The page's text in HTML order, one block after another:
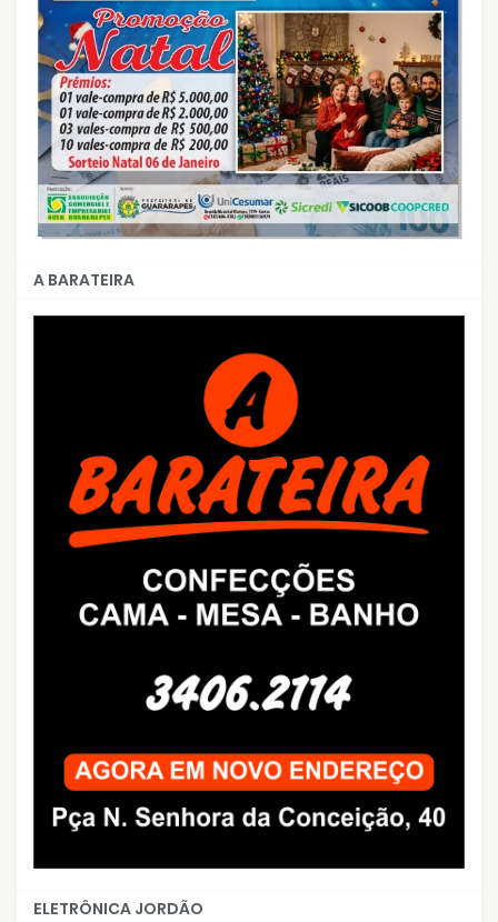
A BARATEIRA
ELETRÔNICA JORDÃO